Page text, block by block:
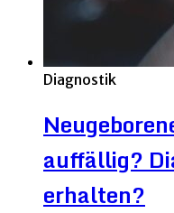
Diagnostik
auffällig?
erhalten?